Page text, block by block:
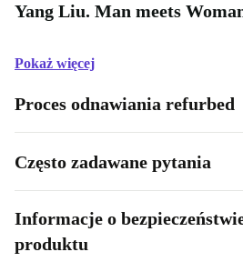
Yang Liu. Man meets
Pokaż więcej
Proces odnawiania refurbed
Często zadawane pytania
Informacje o
produktu